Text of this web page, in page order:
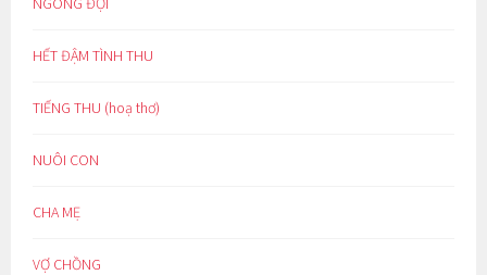
HẾT ĐẬM TÌNH THU
TIẾNG THU (hoạ thơ)
NUÔI CON
CHA MẸ
VỢ CHỒNG